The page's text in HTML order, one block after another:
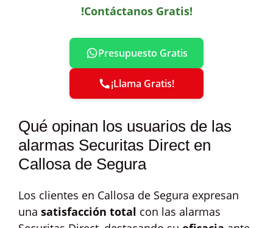
!Contáctanos Gratis!
Presupuesto Gratis
¡Llama Gratis!
Qué opinan los usuarios de las
alarmas Securitas Direct en
Callosa de Segura
Los clientes en Callosa de Segura expresan
una satisfacción total con las alarmas